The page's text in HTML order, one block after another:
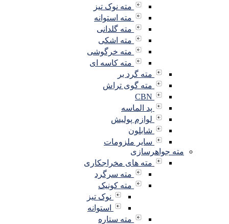
مته نوک تیز
مته استوانه
مته گلدانی
مته اشکی
مته خرگوشی
مته کاسه ای
مته گرد بر
مته گوی تراش
پد الماسه
لوازم پولیش
شابلون
سایر ملزومات
مته جواهرسازی
مته های مخراجکاری
مته سرگرد
مته کونیک
نوک تیز
استوانه
مته ستاره